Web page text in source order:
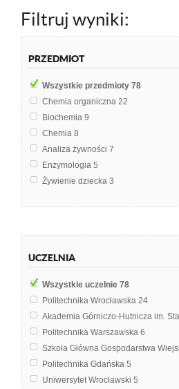
Filtruj wyniki:
PRZEDMIOT
Wszystkie przedmioty 78
Chemia organiczna 22
Biochemia 9
Chemia 8
Analiza żywności 7
Enzymologia 5
Żywienie dziecka 3
Analiza instrumentalna
UCZELNIA
Wszystkie uczelnie 78
Politechnika Wrocławska 24
Akademia Górniczo-Hutnicza im.
Politechnika Warszawska 6
Szkoła Główna Gospodarstwa
Politechnika Gdańska 5
Uniwersytet Wrocławski 5